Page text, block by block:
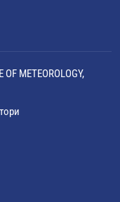
METEOROLOGY,